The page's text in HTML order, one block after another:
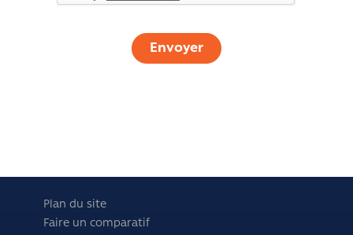
Plan du site
Faire un comparatif